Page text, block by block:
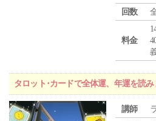
回数
料金
タロット･カードで全体運、年運を読
講師